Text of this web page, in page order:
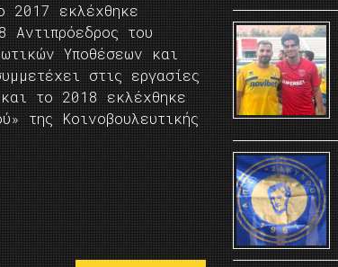
2017 εκλέχθηκε
Αντιπρόεδρος του
Υποθέσεων και
στις εργασίες
τo 2018 εκλέχθηκε
της Κοινοβουλευτικής